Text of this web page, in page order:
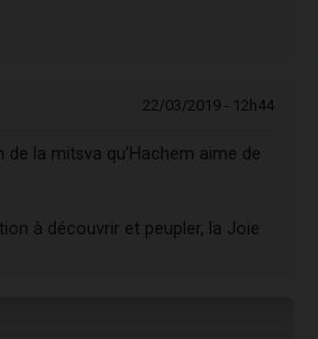
22/03/2019 - 12h44
la mitsva qu’Hachem aime de
à découvrir et peupler, la Joie